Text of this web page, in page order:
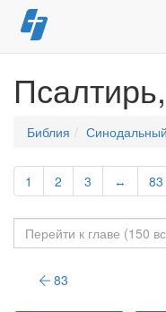
Перейти
к
Псалтирь,
Библия Синодальный
1 2 3 ↔ 83
83